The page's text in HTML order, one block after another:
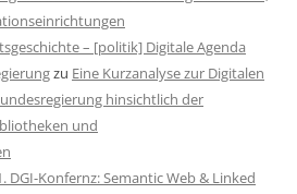
– [politik] Digitale Agenda
zu Eine Kurzanalyse zur Digitalen
hinsichtlich der
und
DGI-Konfernz: Semantic Web & Linked